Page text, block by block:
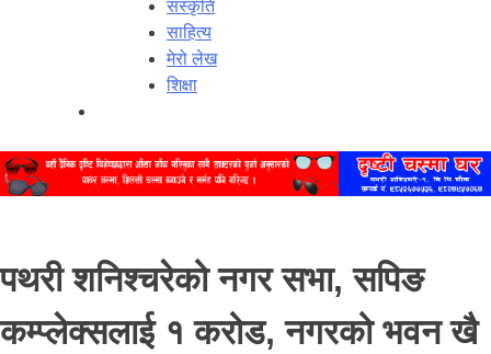
संस्कृति
साहित्य
मेरो लेख
शिक्षा
पथरी शनिश्चरेको नगर सभा, सपिङ
कम्प्लेक्सलाई १ करोड, नगरको भवन खै